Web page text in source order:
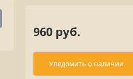
960 руб.
Уведомить о наличии